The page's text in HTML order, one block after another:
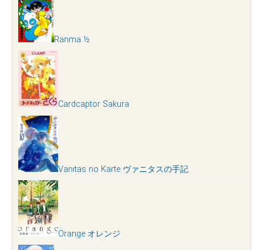
Ranma ½
Cardcaptor Sakura
Vanitas no Karte ヴァニタスの手記
Orange オレンジ